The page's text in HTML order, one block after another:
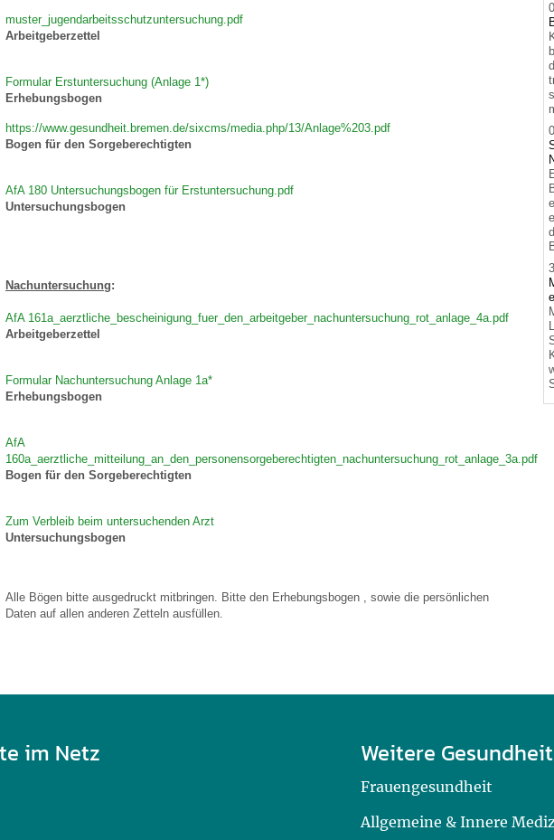
U0-Vorsorge
muster_jugendarbeitsschutzuntersuchung.pdf
Arbeitgeberzettel
Formular Erstuntersuchung (Anlage 1*)
Erhebungsbogen
https://www.gesundheit.bremen.de/sixcms/media.php/13/Anlage%203.pdf
Bogen für den Sorgeberechtigten
AfA 180 Untersuchungsbogen für Erstuntersuchung.pdf
Untersuchungsbogen
Nachuntersuchung:
AfA 161a_aerztliche_bescheinigung_fuer_den_arbeitgeber_nachuntersuchung_rot_anlage_4a.pdf
Arbeitgeberzettel
Formular Nachuntersuchung Anlage 1a*
Erhebungsbogen
AfA
160a_aerztliche_mitteilung_an_den_personensorgeberechtigten_nachuntersuchung_rot_anlage_3a.pdf
Bogen für den Sorgeberechtigten
Zum Verbleib beim untersuchenden Arzt
Untersuchungsbogen
Alle Bögen bitte ausgedruckt mitbringen. Bitte den Erhebungsbogen , sowie die persönlichen
Daten auf allen anderen Zetteln ausfüllen.
im Netz Weitere
Frauengesundheit
Allgemeine & Innere